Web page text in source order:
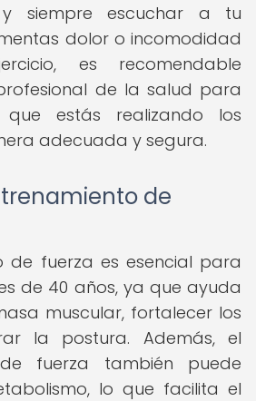
y siempre escuchar a tu
dolor o incomodidad
es recomendable
de la salud para
estás realizando los
adecuada y segura.
de
de fuerza es esencial para
de 40 años, ya que ayuda
muscular, fortalecer los
la postura. Además, el
fuerza también puede
lo que facilita el